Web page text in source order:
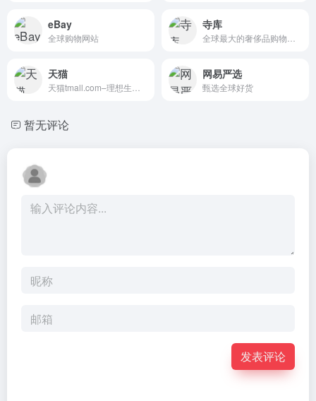
eBay
全球购物网站
寺库
天猫 网易严选
甄选全球好货
暂无评论
发表评论